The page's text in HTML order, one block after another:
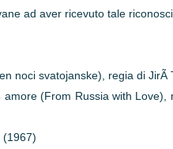
ad aver ricevuto tale
noci svatojanske), regia di JirÃ­
(From Russia with Love),
(1967)